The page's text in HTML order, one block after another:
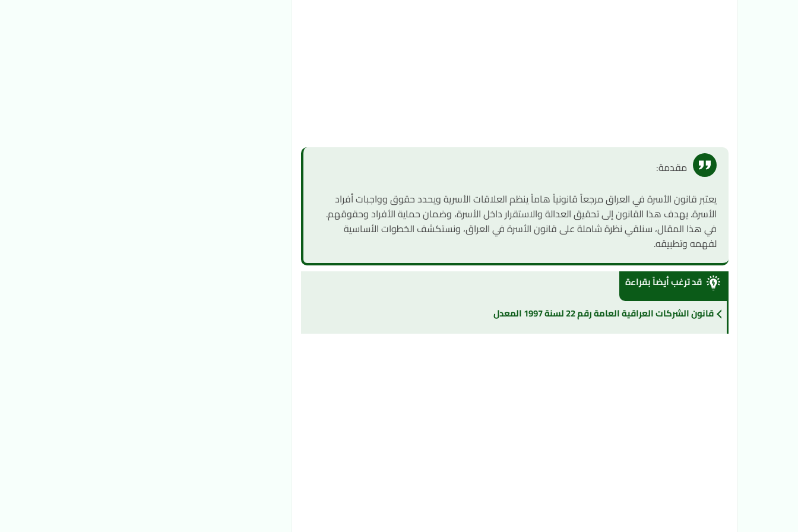
مقدمة:
يعتبر قانون الأسرة في العراق مرجعاً قانونياً هاماً ينظم العلاقات الأسرية ويحدد حقوق وواجبات أفراد
الأسرة. يهدف هذا القانون إلى تحقيق العدالة والاستقرار داخل الأسرة، وضمان حماية الأفراد وحقوقهم.
في هذا المقال، سنلقي نظرة شاملة على قانون الأسرة في العراق، ونستكشف الخطوات الأساسية
لفهمه وتطبيقه.
قد ترغب أيضاً بقراءة
قانون الشركات العراقية العامة رقم 22 لسنة 1997 المعدل